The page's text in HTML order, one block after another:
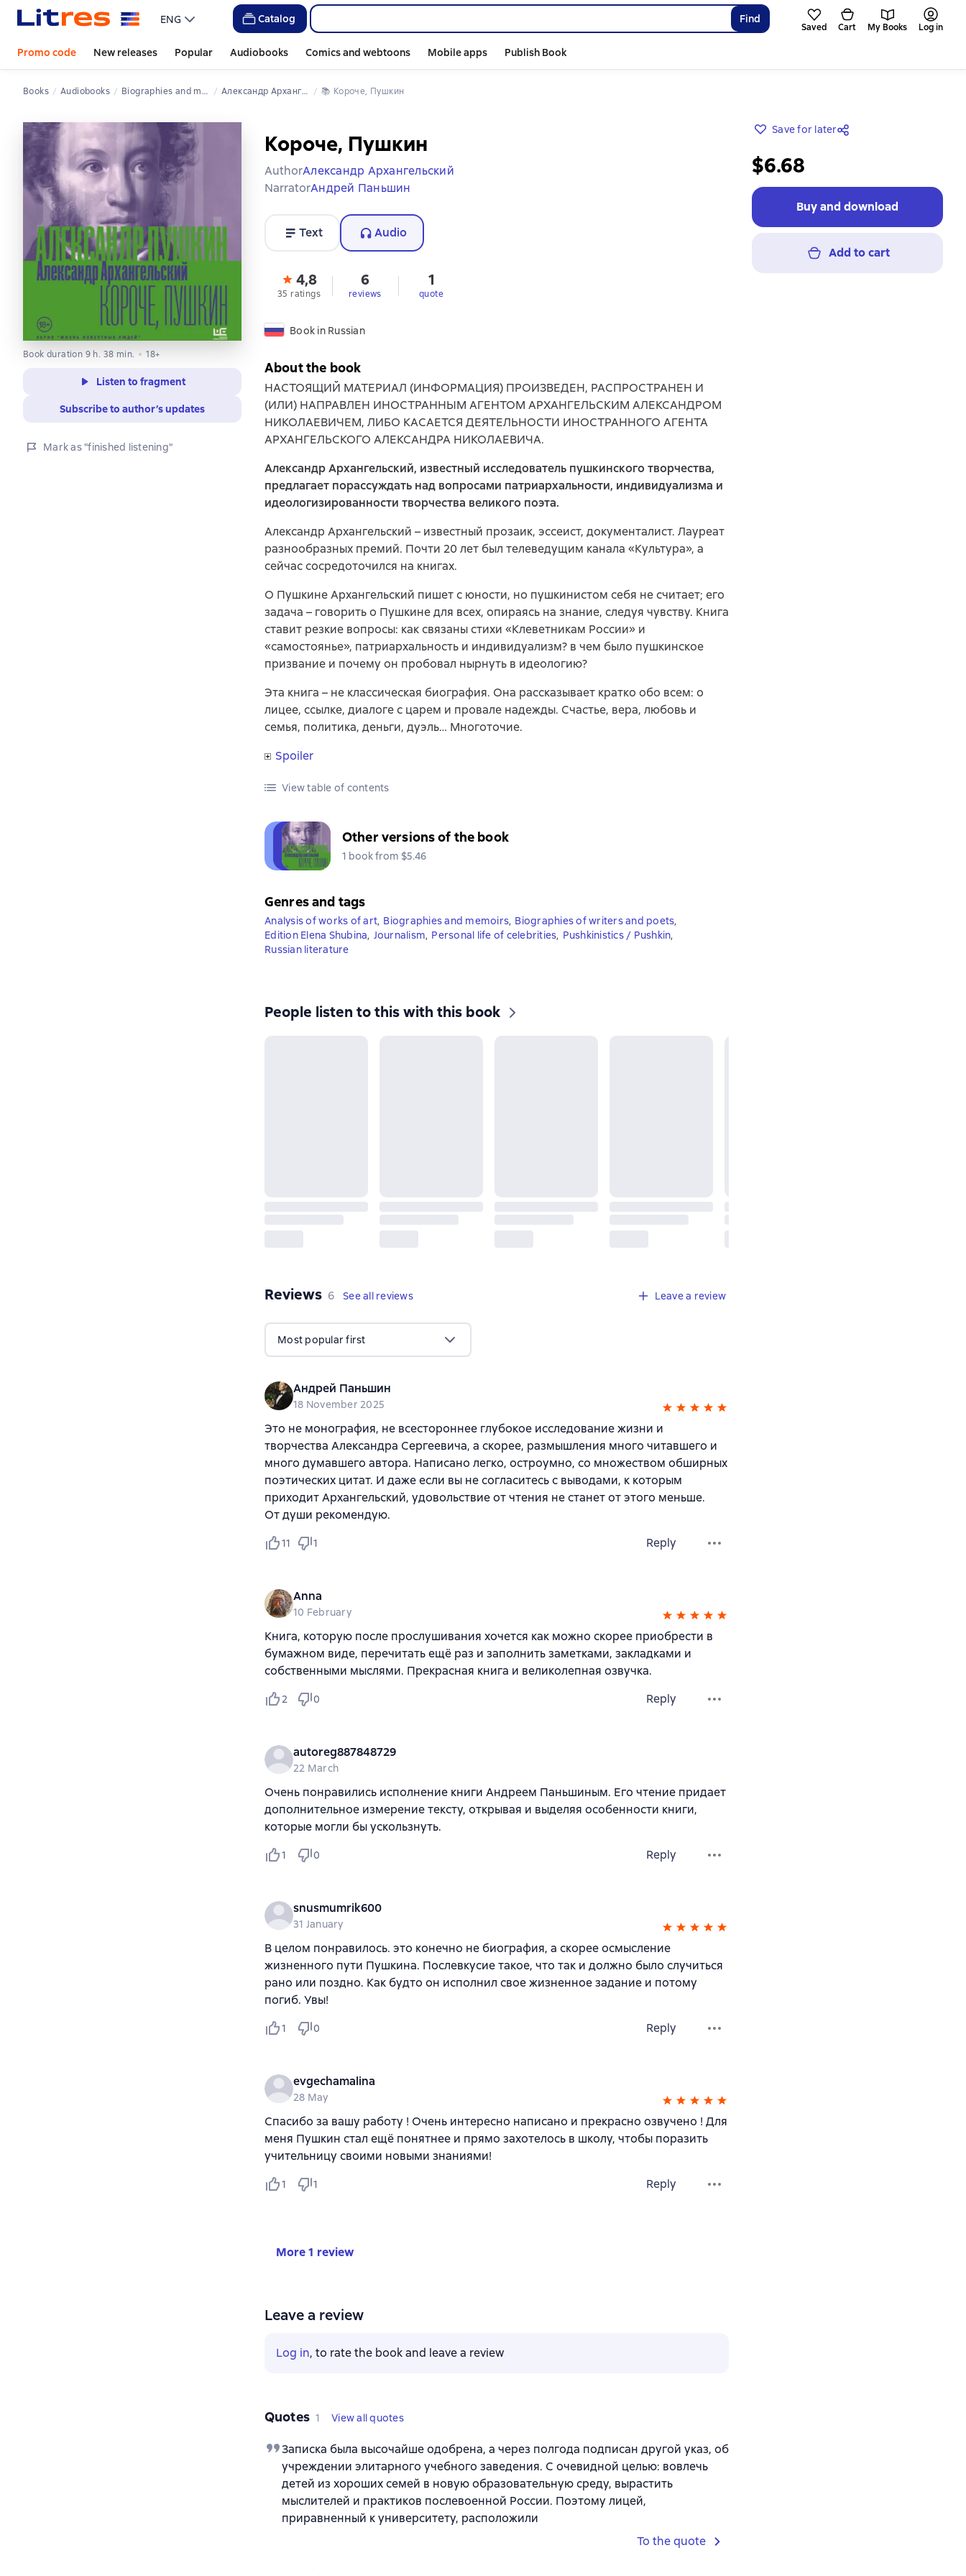
ENG Catalog Find
Saved Cart My Books Log in
Promo code New releases Popular Audiobooks Comics and webtoons Mobile apps Publish Book
Books Audiobooks Biographies and memoirs Александр Архангельский 📚 Короче, Пушкин
Book duration 9 h. 38 min. 18+
Listen to fragment
Subscribe to author’s updates
Mark as "finished listening"
Короче, Пушкин
AuthorАлександр Архангельский
NarratorАндрей Паньшин
Text Audio
4,8
35 ratings
6
reviews
1
quote
Book in Russian
Save for later
$6.68
Buy and download
Add to cart
About the book
НАСТОЯЩИЙ МАТЕРИАЛ (ИНФОРМАЦИЯ) ПРОИЗВЕДЕН, РАСПРОСТРАНЕН И
(ИЛИ) НАПРАВЛЕН ИНОСТРАННЫМ АГЕНТОМ АРХАНГЕЛЬСКИМ АЛЕКСАНДРОМ
НИКОЛАЕВИЧЕМ, ЛИБО КАСАЕТСЯ ДЕЯТЕЛЬНОСТИ ИНОСТРАННОГО АГЕНТА
АРХАНГЕЛЬСКОГО АЛЕКСАНДРА НИКОЛАЕВИЧА.
Александр Архангельский, известный исследователь пушкинского творчества,
предлагает порассуждать над вопросами патриархальности, индивидуализма и
идеологизированности творчества великого поэта.
Александр Архангельский – известный прозаик, эссеист, документалист. Лауреат
разнообразных премий. Почти 20 лет был телеведущим канала «Культура», а
сейчас сосредоточился на книгах.
О Пушкине Архангельский пишет с юности, но пушкинистом себя не считает; его
задача – говорить о Пушкине для всех, опираясь на знание, следуя чувству. Книга
ставит резкие вопросы: как связаны стихи «Клеветникам России» и
«самостоянье», патриархальность и индивидуализм? в чем было пушкинское
призвание и почему он пробовал нырнуть в идеологию?
Эта книга – не классическая биография. Она рассказывает кратко обо всем: о
лицее, ссылке, диалоге с царем и провале надежды. Счастье, вера, любовь и
семья, политика, деньги, дуэль… Многоточие.
Spoiler
View table of contents
Other versions of the book
1 book from $5.46
Genres and tags
Analysis of works of art, Biographies and memoirs, Biographies of writers and poets,
Edition Elena Shubina, Journalism, Personal life of celebrities, Pushkinistics / Pushkin,
Russian literature
People listen to this with this book
Reviews 6 reviews
6 See all reviews Leave a review
Most popular first
Андрей Паньшин
18 November 2025
Это не монография, не всестороннее глубокое исследование жизни и
творчества Александра Сергеевича, а скорее, размышления много читавшего и
много думавшего автора. Написано легко, остроумно, со множеством обширных
поэтических цитат. И даже если вы не согласитесь с выводами, к которым
приходит Архангельский, удовольствие от чтения не станет от этого меньше.
От души рекомендую.
11 1 Reply
Anna
10 February
Книга, которую после прослушивания хочется как можно скорее приобрести в
бумажном виде, перечитать ещё раз и заполнить заметками, закладками и
собственными мыслями. Прекрасная книга и великолепная озвучка.
2 0 Reply
autoreg887848729
22 March
Очень понравились исполнение книги Андреем Паньшиным. Его чтение придает
дополнительное измерение тексту, открывая и выделяя особенности книги,
которые могли бы ускользнуть.
1 0 Reply
snusmumrik600
31 January
В целом понравилось. это конечно не биография, а скорее осмысление
жизненного пути Пушкина. Послевкусие такое, что так и должно было случиться
рано или поздно. Как будто он исполнил свое жизненное задание и потому
погиб. Увы!
1 0 Reply
evgechamalina
28 May
Спасибо за вашу работу ! Очень интересно написано и прекрасно озвучено ! Для
меня Пушкин стал ещё понятнее и прямо захотелось в школу, чтобы поразить
учительницу своими новыми знаниями!
1 1 Reply
More 1 review
Leave a review
Log in, to rate the book and leave a review
Quotes 1 View all quotes
Записка была высочайше одобрена, а через полгода подписан другой указ, об
учреждении элитарного учебного заведения. С очевидной целью: вовлечь
детей из хороших семей в новую образовательную среду, вырастить
мыслителей и практиков послевоенной России. Поэтому лицей,
приравненный к университету, расположили
To the quote